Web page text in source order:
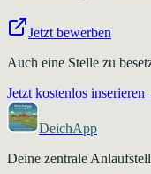
Jetzt bewerben
Auch eine Stelle zu
Jetzt kostenlos
DeichApp
Deine zentrale